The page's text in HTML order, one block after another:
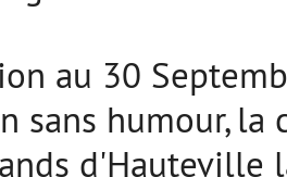
au 30
sans humour,
d'Hauteville